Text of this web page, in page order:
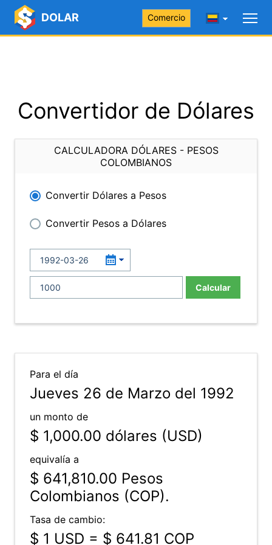
DOLAR Comercio
Convertidor de Dólares
CALCULADORA DÓLARES - PESOS
COLOMBIANOS
Convertir Dólares a Pesos
Convertir Pesos a Dólares
Calcular
Para el día
Jueves 26 de Marzo del 1992
un monto de
$ 1,000.00 dólares (USD)
equivalía a
$ 641,810.00 Pesos
Colombianos (COP).
Tasa de cambio:
$ 1 USD = $ 641.81 COP